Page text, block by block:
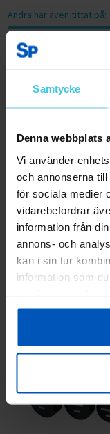
Samtycke
Denna webbplats
Vi använder
och annonserna
för sociala medier
vidarebefordrar
information från
annons- och
kan i sin tur
information som
Andra har även tittat på:
RABATT 17 %
FitNord Diamond PU
4199 kr5099 kr
RABATT 21 %